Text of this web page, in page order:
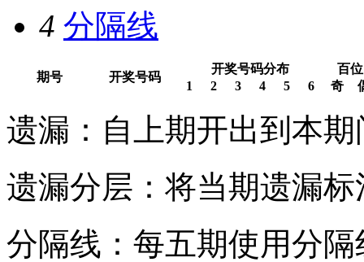
4 分隔线
期号 开奖号码
开奖号码分布
百位
1
2 3 4 5 6 奇
遗漏：自上期开出到本
遗漏分层：将当期遗漏
分隔线：每五期使用分